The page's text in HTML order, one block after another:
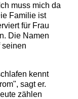
muss mich da
Familie ist
für Frau
Die Namen
seinen
kennt
sagt er.
zählen